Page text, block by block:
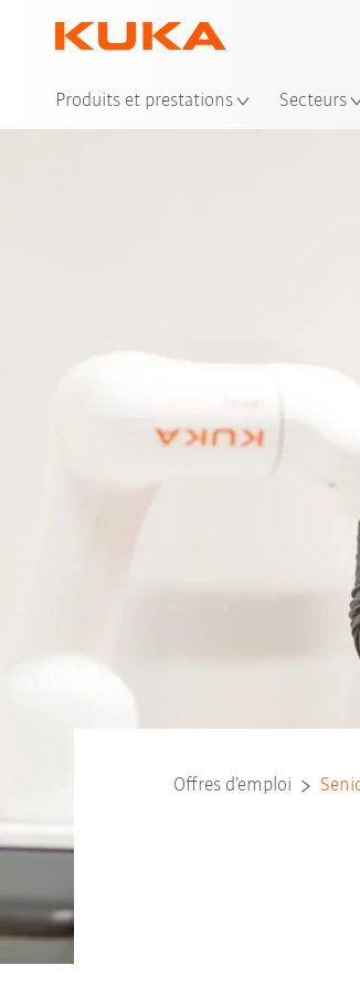
Produits et prestations Secteurs
Offres d’emploi